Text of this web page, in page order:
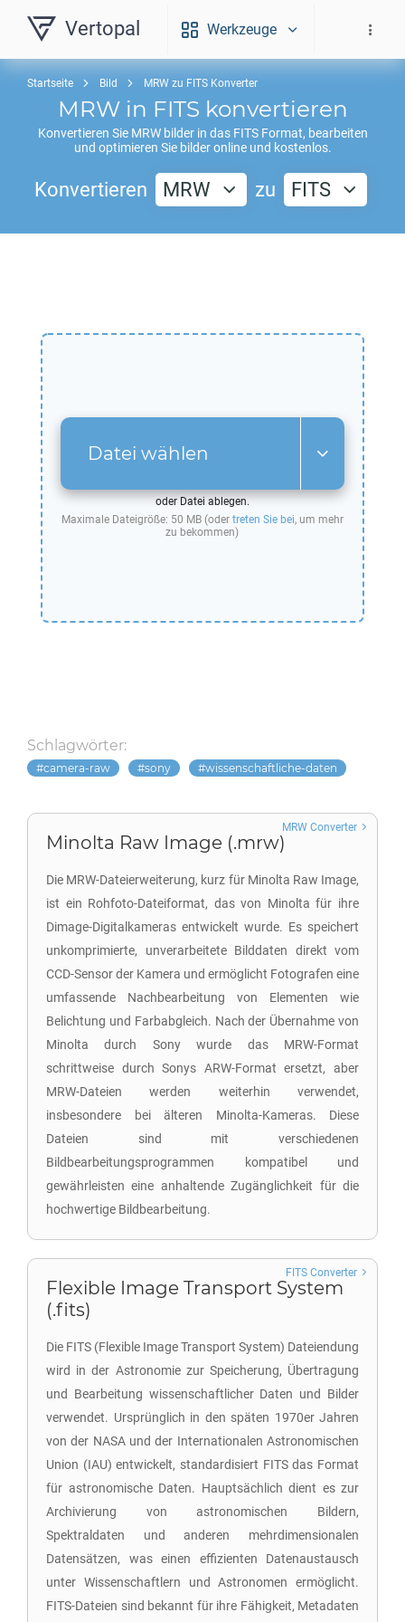
Vertopal Werkzeuge
Startseite Bild MRW zu FITS Konverter
MRWin FITS konvertieren
Konvertieren Sie MRWbilder in das FITSFormat, bearbeiten
und optimieren Sie bilder online und kostenlos.
Konvertieren MRW zu FITS
Datei wählen
oder Datei ablegen.
Maximale Dateigröße: 50 MB (oder treten Sie bei, um mehr
zu bekommen)
Schlagwörter:
camera-raw sony wissenschaftliche-daten
Minolta Raw Image (.mrw)
Die MRW-Dateierweiterung, kurz für Minolta Raw Image,
ist ein Rohfoto-Dateiformat, das von Minolta für ihre
Dimage-Digitalkameras entwickelt wurde. Es speichert
unkomprimierte, unverarbeitete Bilddaten direkt vom
CCD-Sensor der Kamera und ermöglicht Fotografen eine
umfassende Nachbearbeitung von Elementen wie
Belichtung und Farbabgleich. Nach der Übernahme von
Minolta durch Sony wurde das MRW-Format
schrittweise durch Sonys ARW-Format ersetzt, aber
MRW-Dateien werden weiterhin verwendet,
insbesondere bei älteren Minolta-Kameras. Diese
Dateien sind mit verschiedenen
Bildbearbeitungsprogrammen kompatibel und
gewährleisten eine anhaltende Zugänglichkeit für die
hochwertige Bildbearbeitung.
MRW Converter
Flexible Image Transport System
(.fits)
Die FITS (Flexible Image Transport System) Dateiendung
wird in der Astronomie zur Speicherung, Übertragung
und Bearbeitung wissenschaftlicher Daten und Bilder
verwendet. Ursprünglich in den späten 1970er Jahren
von der NASA und der Internationalen Astronomischen
Union (IAU) entwickelt, standardisiert FITS das Format
für astronomische Daten. Hauptsächlich dient es zur
Archivierung von astronomischen Bildern,
Spektraldaten und anderen mehrdimensionalen
Datensätzen, was einen effizienten Datenaustausch
unter Wissenschaftlern und Astronomen ermöglicht.
FITS-Dateien sind bekannt für ihre Fähigkeit, Metadaten
FITS Converter